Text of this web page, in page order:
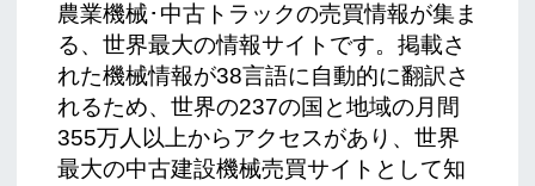
農業機械･中古トラックの売買情報が集ま
る、世界最大の情報サイトです。掲載さ
れた機械情報が38言語に自動的に翻訳さ
れるため、世界の237の国と地域の月間
355万人以上からアクセスがあり、世界
最大の中古建設機械売買サイトとして知